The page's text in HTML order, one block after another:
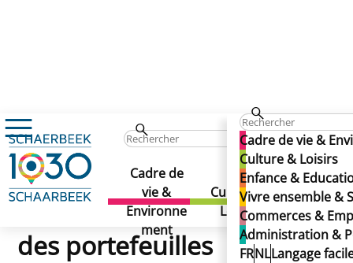
Cadre de vie &
Culture & Loisirs
Enfance &
Vivre ensemble &
Commerces &
Administration &
FRNLLangage
Cadre de
vie &
Environne
ment
Culture &
Loisirs
Enfance &
Education
Règlement relatif à l'octroi et à l'utilisation des
Règlement relatif à
l'octroi et à l'utilisation
des portefeuilles